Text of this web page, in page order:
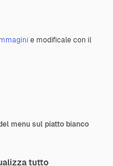
e modificale con il
menu sul piatto bianco
tutto